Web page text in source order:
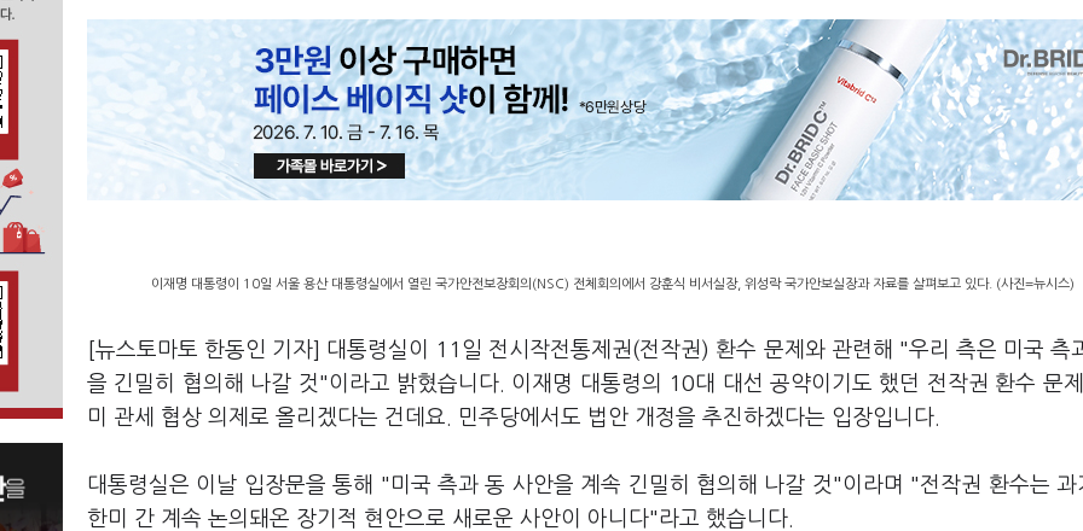
이재명 대통령이 10일 서울 용산 대통령실에서 열린 국가안전보장회의(NSC) 전체회의에서 강훈식 비서실장, 위성락 국가안보실장과 자료를 살펴보고 있다. (사진=뉴시스)
[뉴스토마토 한동인 기자] 대통령실이 11일 전시작전통제권(전작권) 환수 문제와 관련해 "우리 측은 미국 측
을 긴밀히 협의해 나갈 것"이라고 밝혔습니다. 이재명 대통령의 10대 대선 공약이기도 했던 전작권 환수 문
미 관세 협상 의제로 올리겠다는 건데요. 민주당에서도 법안 개정을 추진하겠다는 입장입니다.
대통령실은 이날 입장문을 통해 "미국 측과 동 사안을 계속 긴밀히 협의해 나갈 것"이라며 "전작권 환수는 과
한미 간 계속 논의돼온 장기적 현안으로 새로운 사안이 아니다"라고 했습니다.